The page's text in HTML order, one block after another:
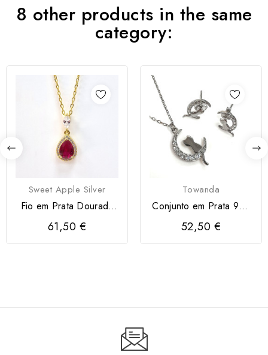
8 other products in the same
category:
Sweet Apple Silver
Fio em Prata Dourada
925 com Zircónia...
61,50 €
Towanda
Conjunto em Prata 925
Gatos e Lua
52,50 €